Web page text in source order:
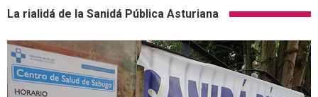
La rialidá de la Sanidá Pública Asturiana